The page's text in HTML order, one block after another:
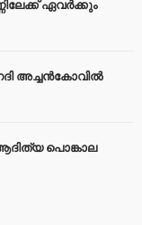
ഏവർക്കും
അച്ചൻകോവിൽ
പൊങ്കാല